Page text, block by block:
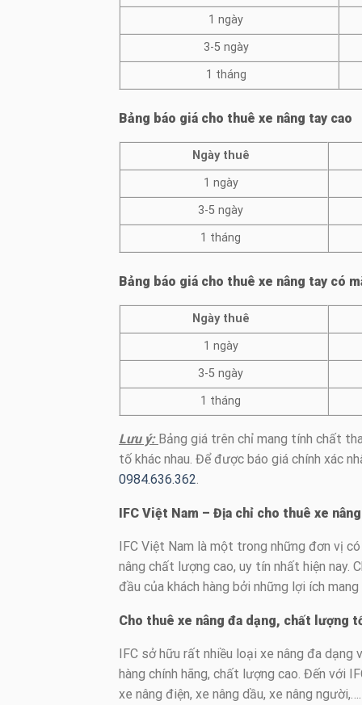
1 ngày
3-5 ngày
1 tháng
Bảng báo giá cho thuê xe nâng tay cao
Ngày thuê
1 ngày
3-5 ngày
1 tháng
Bảng báo giá cho thuê xe nâng tay có
Ngày thuê
1 ngày
3-5 ngày
1 tháng
Lưu ý: Bảng giá trên chỉ mang tính chất
tố khác nhau. Để được báo giá chính xác
0984.636.362.
IFC Việt Nam – Địa chỉ cho thuê xe
IFC Việt Nam là một trong những đơn vị
nâng chất lượng cao, uy tín nhất hiện
đầu của khách hàng bởi những lợi ích
Cho thuê xe nâng đa dạng, chất lượng
IFC sở hữu rất nhiều loại xe nâng đa dạng
hàng chính hãng, chất lượng cao. Đến với
xe nâng điện, xe nâng dầu, xe nâng